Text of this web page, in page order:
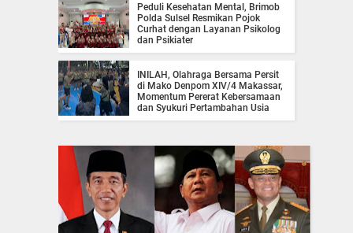
Peduli Kesehatan Mental, Brimob
Polda Sulsel Resmikan Pojok
Curhat dengan Layanan Psikolog
dan Psikiater
INILAH, Olahraga Bersama Persit
di Mako Denpom XIV/4 Makassar,
Momentum Pererat Kebersamaan
dan Syukuri Pertambahan Usia